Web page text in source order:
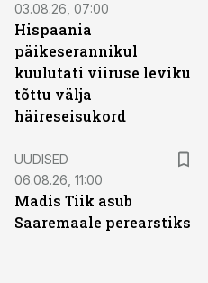
03.08.26, 07:00
Hispaania
päikeserannikul
kuulutati viiruse leviku
tõttu välja
häireseisukord
UUDISED
06.08.26, 11:00
Madis Tiik asub
Saaremaale perearstiks